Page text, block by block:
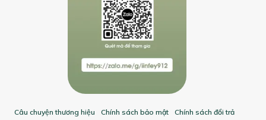
Câu chuyện thương hiệu Chính sách bảo mật Chính sách đổi trả